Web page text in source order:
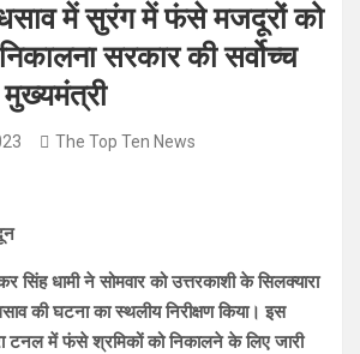
में सुरंग में फंसे मजदूरों को
सरकार की सर्वोच्च
The Top Ten News
सिंह धामी ने सोमवार को उत्तरकाशी के सिलक्यारा
की घटना का स्थलीय निरीक्षण किया। इस
टनल में फंसे श्रमिकों को निकालने के लिए जारी